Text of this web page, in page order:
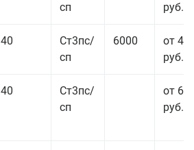
сп
руб.
40
Ст3пс/
сп
6000
от 43
руб.
40
Ст3пс/
сп
от 69
руб.